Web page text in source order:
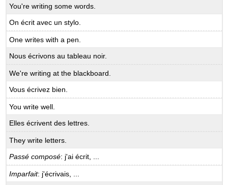
You're writing some words.
On écrit avec un stylo.
One writes with a pen.
Nous écrivons au tableau noir.
We're writing at the blackboard.
Vous écrivez bien.
You write well.
Elles écrivent des lettres.
They write letters.
Passé composé: j'ai écrit, ...
Imparfait: j'écrivais, ...